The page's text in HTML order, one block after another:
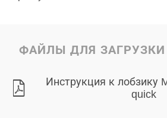
ФАЙЛЫ ДЛЯ ЗАГРУЗКИ
Инструкция к лобзику
quick